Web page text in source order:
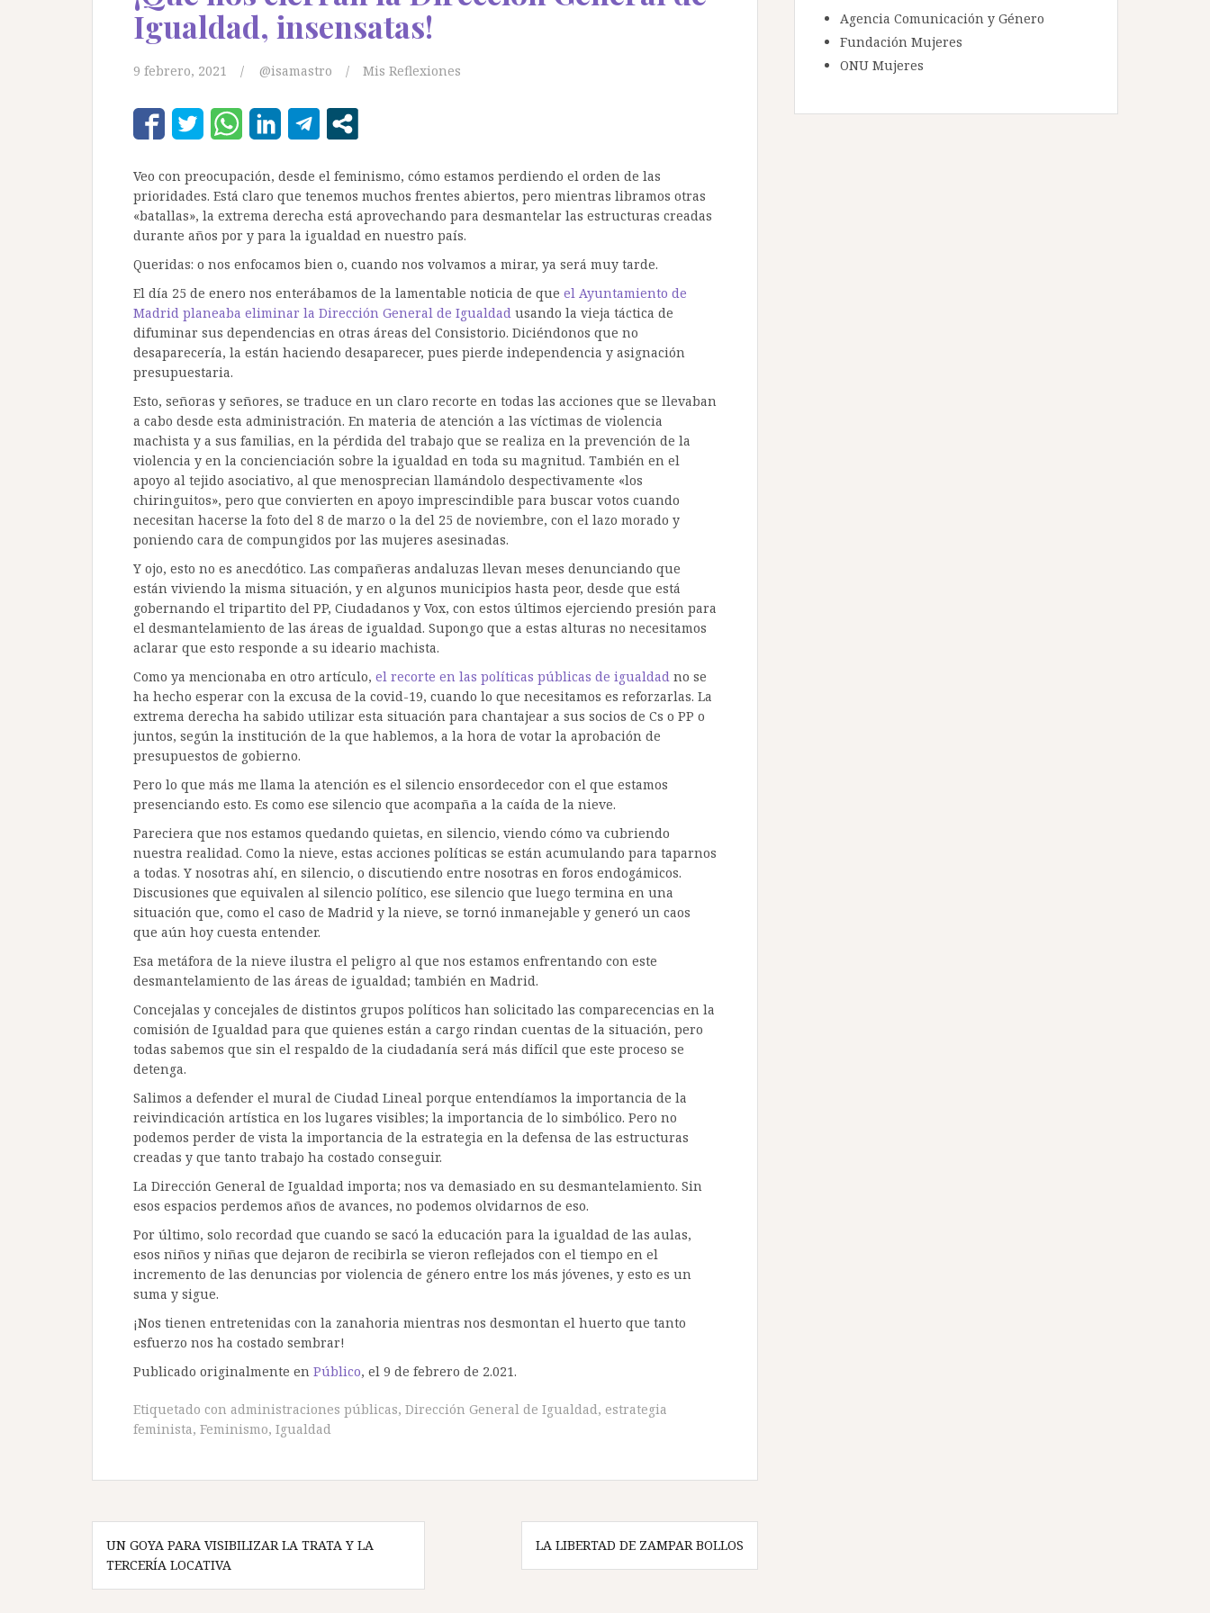
Igualdad, insensatas!
9 febrero, 2021 @isamastro Mis Reflexiones
Veo con preocupación, desde el feminismo, cómo estamos perdiendo el orden de las
prioridades. Está claro que tenemos muchos frentes abiertos, pero mientras libramos otras
«batallas», la extrema derecha está aprovechando para desmantelar las estructuras creadas
durante años por y para la igualdad en nuestro país.
Queridas: o nos enfocamos bien o, cuando nos volvamos a mirar, ya será muy tarde.
El día 25 de enero nos enterábamos de la lamentable noticia de que el Ayuntamiento de
Madrid planeaba eliminar la Dirección General de Igualdad usando la vieja táctica de
difuminar sus dependencias en otras áreas del Consistorio. Diciéndonos que no
desaparecería, la están haciendo desaparecer, pues pierde independencia y asignación
presupuestaria.
Esto, señoras y señores, se traduce en un claro recorte en todas las acciones que se llevaban
a cabo desde esta administración. En materia de atención a las víctimas de violencia
machista y a sus familias, en la pérdida del trabajo que se realiza en la prevención de la
violencia y en la concienciación sobre la igualdad en toda su magnitud. También en el
apoyo al tejido asociativo, al que menosprecian llamándolo despectivamente «los
chiringuitos», pero que convierten en apoyo imprescindible para buscar votos cuando
necesitan hacerse la foto del 8 de marzo o la del 25 de noviembre, con el lazo morado y
poniendo cara de compungidos por las mujeres asesinadas.
Y ojo, esto no es anecdótico. Las compañeras andaluzas llevan meses denunciando que
están viviendo la misma situación, y en algunos municipios hasta peor, desde que está
gobernando el tripartito del PP, Ciudadanos y Vox, con estos últimos ejerciendo presión para
el desmantelamiento de las áreas de igualdad. Supongo que a estas alturas no necesitamos
aclarar que esto responde a su ideario machista.
Como ya mencionaba en otro artículo, el recorte en las políticas públicas de igualdad no se
ha hecho esperar con la excusa de la covid-19, cuando lo que necesitamos es reforzarlas. La
extrema derecha ha sabido utilizar esta situación para chantajear a sus socios de Cs o PP o
juntos, según la institución de la que hablemos, a la hora de votar la aprobación de
presupuestos de gobierno.
Pero lo que más me llama la atención es el silencio ensordecedor con el que estamos
presenciando esto. Es como ese silencio que acompaña a la caída de la nieve.
Pareciera que nos estamos quedando quietas, en silencio, viendo cómo va cubriendo
nuestra realidad. Como la nieve, estas acciones políticas se están acumulando para taparnos
a todas. Y nosotras ahí, en silencio, o discutiendo entre nosotras en foros endogámicos.
Discusiones que equivalen al silencio político, ese silencio que luego termina en una
situación que, como el caso de Madrid y la nieve, se tornó inmanejable y generó un caos
que aún hoy cuesta entender.
Esa metáfora de la nieve ilustra el peligro al que nos estamos enfrentando con este
desmantelamiento de las áreas de igualdad; también en Madrid.
Concejalas y concejales de distintos grupos políticos han solicitado las comparecencias en la
comisión de Igualdad para que quienes están a cargo rindan cuentas de la situación, pero
todas sabemos que sin el respaldo de la ciudadanía será más difícil que este proceso se
detenga.
Salimos a defender el mural de Ciudad Lineal porque entendíamos la importancia de la
reivindicación artística en los lugares visibles; la importancia de lo simbólico. Pero no
podemos perder de vista la importancia de la estrategia en la defensa de las estructuras
creadas y que tanto trabajo ha costado conseguir.
La Dirección General de Igualdad importa; nos va demasiado en su desmantelamiento. Sin
esos espacios perdemos años de avances, no podemos olvidarnos de eso.
Por último, solo recordad que cuando se sacó la educación para la igualdad de las aulas,
esos niños y niñas que dejaron de recibirla se vieron reflejados con el tiempo en el
incremento de las denuncias por violencia de género entre los más jóvenes, y esto es un
suma y sigue.
¡Nos tienen entretenidas con la zanahoria mientras nos desmontan el huerto que tanto
esfuerzo nos ha costado sembrar!
Publicado originalmente en Público, el 9 de febrero de 2.021.
Etiquetado con administraciones públicas, Dirección General de Igualdad, estrategia
feminista, Feminismo, Igualdad
Navegación
de
entradas
UN GOYA PARA VISIBILIZAR LA TRATA Y LA
TERCERÍA LOCATIVA
LA LIBERTAD DE ZAMPAR BOLLOS
Agencia Comunicación y Género
Fundación Mujeres
ONU Mujeres